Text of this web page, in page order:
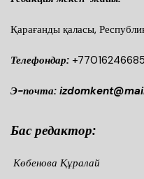
Қарағанды қаласы,
Телефондар: +77016246685
Э-почта:
Бас редактор:
Көбенова Құралай